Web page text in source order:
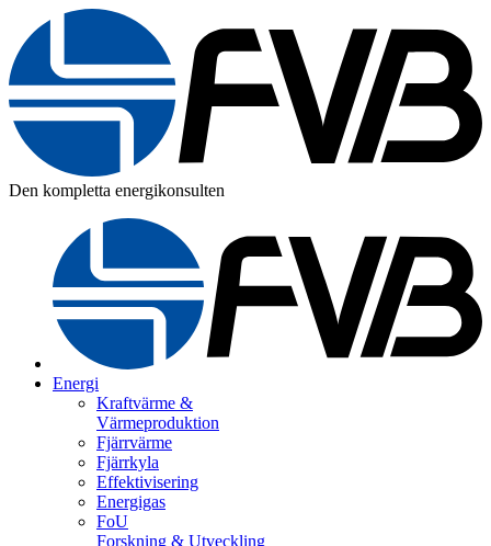
Den kompletta energikonsulten
Energi
Kraftvärme &
Värmeproduktion
Fjärrvärme
Fjärrkyla
Effektivisering
Energigas
FoU
Forskning & Utveckling